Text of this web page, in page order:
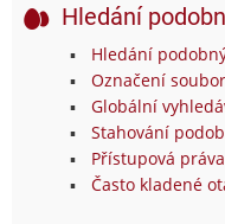
Hledání
Hledání
Označení
Globální
Stahování
Přístupová
Často kladené